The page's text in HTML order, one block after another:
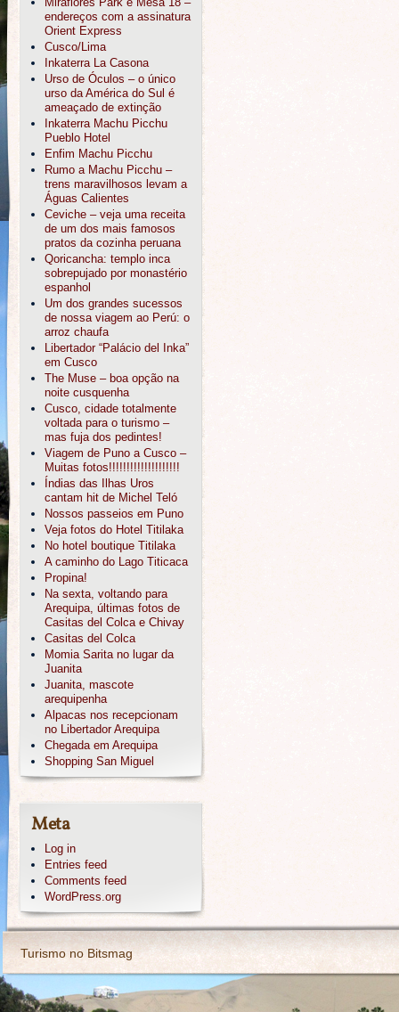
endereços com a assinatura
Orient Express
Cusco/Lima
Inkaterra La Casona
Urso de Óculos – o único
urso da América do Sul é
ameaçado de extinção
Inkaterra Machu Picchu
Pueblo Hotel
Enfim Machu Picchu
Rumo a Machu Picchu –
trens maravilhosos levam a
Águas Calientes
Ceviche – veja uma receita
de um dos mais famosos
pratos da cozinha peruana
Qoricancha: templo inca
sobrepujado por monastério
espanhol
Um dos grandes sucessos
de nossa viagem ao Perú: o
arroz chaufa
Libertador “Palácio del Inka”
em Cusco
The Muse – boa opção na
noite cusquenha
Cusco, cidade totalmente
voltada para o turismo –
mas fuja dos pedintes!
Viagem de Puno a Cusco –
Muitas fotos!!!!!!!!!!!!!!!!!!!!
Índias das Ilhas Uros
cantam hit de Michel Teló
Nossos passeios em Puno
Veja fotos do Hotel Titilaka
No hotel boutique Titilaka
A caminho do Lago Titicaca
Propina!
Na sexta, voltando para
Arequipa, últimas fotos de
Casitas del Colca e Chivay
Casitas del Colca
Momia Sarita no lugar da
Juanita
Juanita, mascote
arequipenha
Alpacas nos recepcionam
no Libertador Arequipa
Chegada em Arequipa
Shopping San Miguel
Meta
Log in
Entries feed
Comments feed
WordPress.org
Turismo no Bitsmag